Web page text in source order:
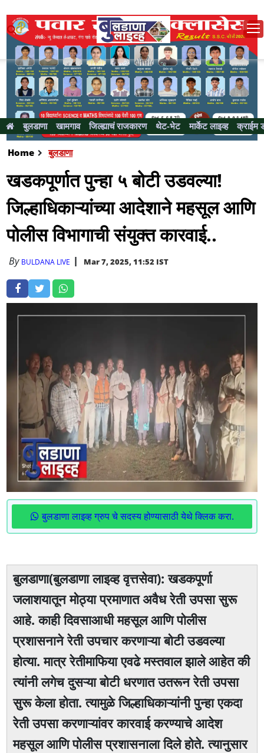
बुलडाणा खामगाव जिल्ह्याचं राजकारण थेट-भेट मार्केट लाइव्ह क्राईम
Home बुलडाणा
खडकपूर्णात पुन्हा ५ बोटी उडवल्या!
जिल्हाधिकाऱ्यांच्या आदेशाने महसूल आणि
पोलीस विभागाची संयुक्त कारवाई..
By BULDANA LIVE Mar 7, 2025, 11:52 IST
बुलडाणा लाइव्ह ग्रुप चे सदस्य होण्यासाठी येथे क्लिक करा.
बुलडाणा(बुलडाणा लाइव्ह वृत्तसेवा): खडकपूर्णा
जलाशयातून मोठ्या प्रमाणात अवैध रेती उपसा सुरू
आहे. काही दिवसाआधी महसूल आणि पोलीस
प्रशासनाने रेती उपचार करणाऱ्या बोटी उडवल्या
होत्या. मात्र रेतीमाफिया एवढे मस्तवाल झाले आहेत की
त्यांनी लगेच दुसऱ्या बोटी धरणात उतरून रेती उपसा
सुरू केला होता. त्यामुळे जिल्हाधिकाऱ्यांनी पुन्हा एकदा
रेती उपसा करणाऱ्यांवर कारवाई करण्याचे आदेश
महसूल आणि पोलीस प्रशासनाला दिले होते. त्यानुसार